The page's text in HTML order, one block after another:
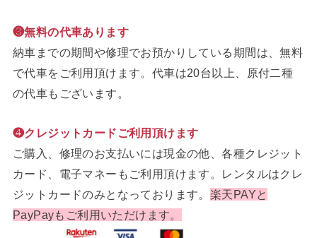
❸無料の代車あります
納車までの期間や修理でお預かりしている期間は、無料
で代車をご利用頂けます。代車は20台以上、原付二種
の代車もございます。
❹クレジットカードご利用頂けます
ご購入、修理のお支払いには現金の他、各種クレジット
カード、電子マネーもご利用頂けます。レンタルはクレ
ジットカードのみとなっております。 楽天PAYと
PayPayもご利用いただけます。